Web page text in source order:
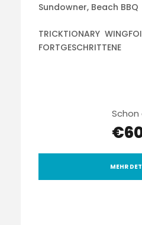
Sundowner, Beach BBQ
TRICKTIONARY
FORTGESCHRITTENE
Schon
MEHR